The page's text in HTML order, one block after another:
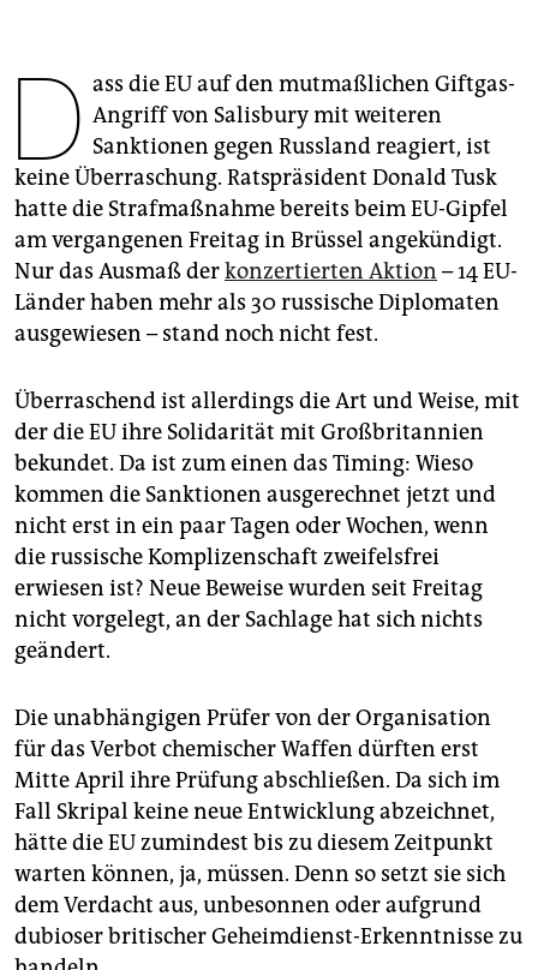
genossenschaft
epaper login
D ass die EU auf den mutmaßlichen Giftgas-
Angriff von Salisbury mit weiteren
Sanktionen gegen Russland reagiert, ist
keine Überraschung. Ratspräsident Donald Tusk
hatte die Strafmaßnahme bereits beim EU-Gipfel
am vergangenen Freitag in Brüssel angekündigt.
Nur das Ausmaß derkonzertierten Aktion – 14 EU-
Länder haben mehr als 30 russische Diplomaten
ausgewiesen – stand noch nicht fest.
Überraschend ist allerdings die Art und Weise, mit
der die EU ihre Solidarität mit Großbritannien
bekundet. Da ist zum einen das Timing: Wieso
kommen die Sanktionen ausgerechnet jetzt und
nicht erst in ein paar Tagen oder Wochen, wenn
die russische Komplizenschaft zweifelsfrei
erwiesen ist? Neue Beweise wurden seit Freitag
nicht vorgelegt, an der Sachlage hat sich nichts
geändert.
Die unabhängigen Prüfer von der Organisation
für das Verbot chemischer Waffen dürften erst
Mitte April ihre Prüfung abschließen. Da sich im
Fall Skripal keine neue Entwicklung abzeichnet,
hätte die EU zumindest bis zu diesem Zeitpunkt
warten können, ja, müssen. Denn so setzt sie sich
dem Verdacht aus, unbesonnen oder aufgrund
dubioser britischer Geheimdienst-Erkenntnisse zu